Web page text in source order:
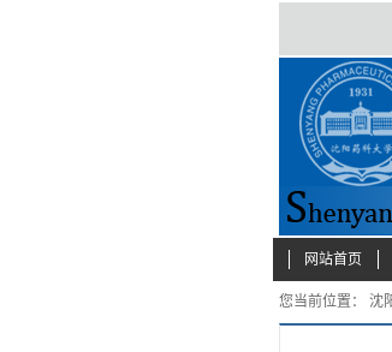
网站首页
您当前位置： 沈